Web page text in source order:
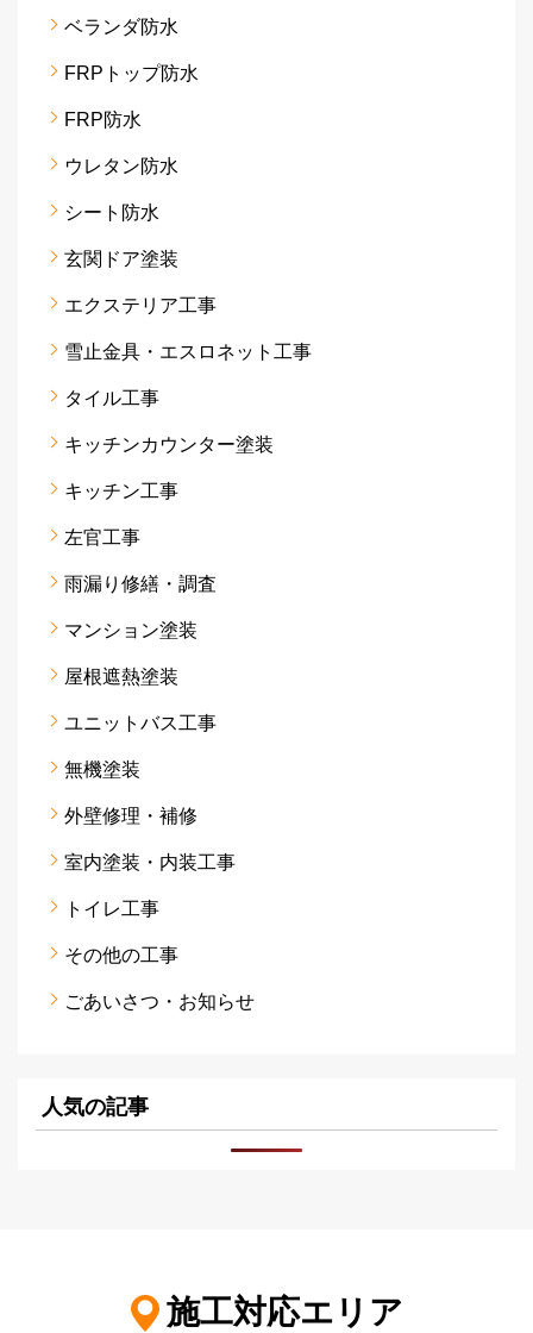
ベランダ防水
FRPトップ防水
FRP防水
ウレタン防水
シート防水
玄関ドア塗装
エクステリア工事
雪止金具・エスロネット工事
タイル工事
キッチンカウンター塗装
キッチン工事
左官工事
雨漏り修繕・調査
マンション塗装
屋根遮熱塗装
ユニットバス工事
無機塗装
外壁修理・補修
室内塗装・内装工事
トイレ工事
その他の工事
ごあいさつ・お知らせ
人気の記事
施工対応エリア